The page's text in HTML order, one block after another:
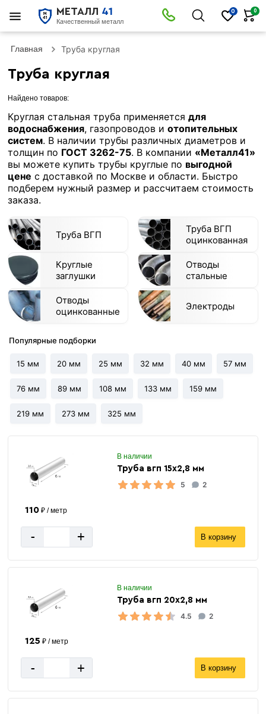
МЕТАЛЛ 41
Качественный металл
0 0
Главная Труба круглая
Труба круглая
Найдено товаров:
Круглая стальная труба применяетсядля
водоснабжения, газопроводов иотопительных
систем. В наличии трубы различных диаметров и
толщин по ГОСТ 3262-75. В компании «Металл41»
вы можете купить трубы круглые по выгодной
цене с доставкой по Москве и области. Быстро
подберем нужный размер и рассчитаем стоимость
заказа.
Труба ВГП
Труба ВГП
оцинкованная
Круглые
заглушки
Отводы
стальные
Отводы
оцинкованные
Электроды
Популярные подборки
15 мм 20 мм 25 мм 32 мм 40 мм 57 мм
76 мм 89 мм 108 мм 133 мм 159 мм
219 мм 273 мм 325 мм
В наличии
Труба вгп 15х2,8 мм
5
2
110 ₽ / метр
- + В корзину
В наличии
Труба вгп 20х2,8 мм
4.5
2
125 ₽ / метр
- + В корзину